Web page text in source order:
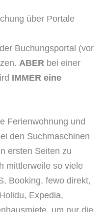
über Portale
Buchungsportal (vor
ABER bei einer
IMMER eine
Ferienwohnung und
den Suchmaschinen
ersten Seiten zu
mittlerweile so viele
Booking, fewo direkt,
Expedia,
um nur die